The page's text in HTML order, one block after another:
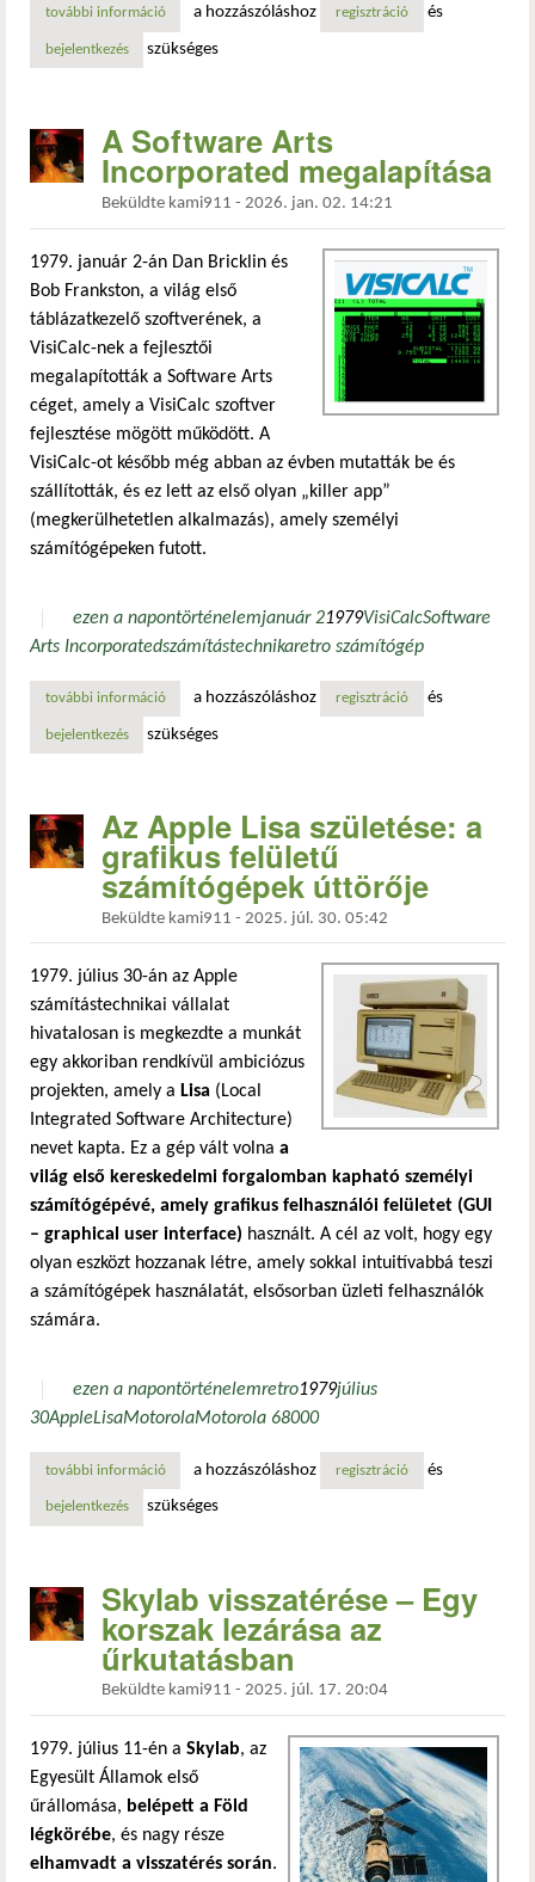
további információvisicalc: az első táblázatkezelő, amely üzleti eszközzé
a hozzászóláshoz regisztráció és
bejelentkezés szükséges
A Software Arts
Incorporated megalapítása
Beküldte kami911 - 2026. jan. 02. 14:21
1979. január 2-án Dan Bricklin és
Bob Frankston, a világ első
táblázatkezelő szoftverének, a
VisiCalc-nek a fejlesztői
megalapították a Software Arts
céget, amely a VisiCalc szoftver
fejlesztése mögött működött. A
VisiCalc-ot később még abban az évben mutatták be és
szállították, és ez lett az első olyan „killer app”
(megkerülhetetlen alkalmazás), amely személyi
számítógépeken futott.
ezen a napontörténelemjanuár 21979VisiCalcSoftware
Arts Incorporatedszámítástechnikaretro számítógép
további információa software arts incorporated megalapítása tartalommal
a hozzászóláshoz regisztráció és
bejelentkezés szükséges
Az Apple Lisa születése: a
grafikus felületű
számítógépek úttörője
Beküldte kami911 - 2025. júl. 30. 05:42
1979. július 30-án az Apple
számítástechnikai vállalat
hivatalosan is megkezdte a munkát
egy akkoriban rendkívül ambiciózus
projekten, amely a Lisa (Local
Integrated Software Architecture)
nevet kapta. Ez a gép vált volna a
világ első kereskedelmi forgalomban kapható személyi
számítógépévé, amely grafikus felhasználói felületet (GUI
– graphical user interface) használt. A cél az volt, hogy egy
olyan eszközt hozzanak létre, amely sokkal intuitívabbá teszi
a számítógépek használatát, elsősorban üzleti felhasználók
számára.
ezen a napontörténelemretro1979július
30AppleLisaMotorolaMotorola 68000
további információaz apple lisa születése: a grafikus felületű számítógépek
a hozzászóláshoz regisztráció és
bejelentkezés szükséges
Skylab visszatérése – Egy
korszak lezárása az
űrkutatásban
Beküldte kami911 - 2025. júl. 17. 20:04
1979. július 11-én a Skylab, az
Egyesült Államok első
űrállomása, belépett a Föld
légkörébe, és nagy része
elhamvadt a visszatérés során.